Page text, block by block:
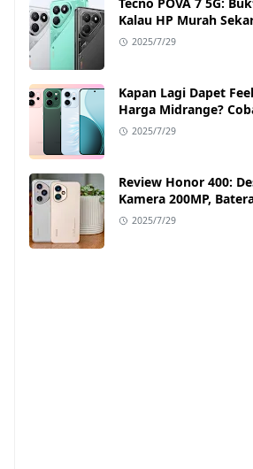
Kalau HP Murah
Main-Main Lagi
2025/7/29
Kapan Lagi Dapet
Harga Midrange?
Reno14 Pro 5G!
2025/7/29
Review Honor 400:
Kamera 200MP,
Google Full Akses
2025/7/29